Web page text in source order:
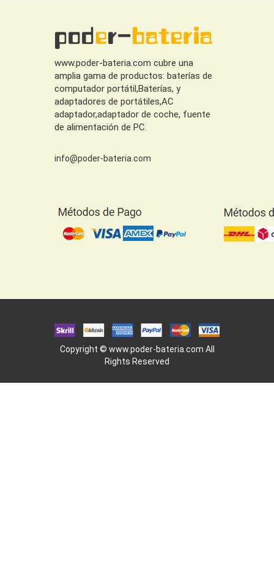
www.poder-bateria.com cubre una
amplia gama de productos: baterías de
computador portátil,Baterías, y
adaptadores de portátiles,AC
adaptador,adaptador de coche, fuente
de alimentación de PC.
info@poder-bateria.com
Copyright © www.poder-bateria.com All
Rights Reserved